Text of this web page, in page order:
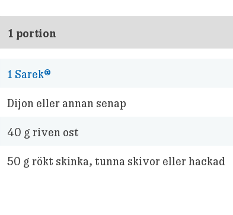
1 Sarek®
Dijon eller annan senap
40 g riven ost
50 g rökt skinka, tunna skivor eller hackad